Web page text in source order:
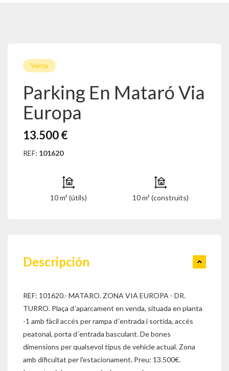
Venta
Parking En Mataró Via
Europa
13.500 €
REF: 101620
10 m² (útils) 10 m² (construïts)
Descripción
REF: 101620.- MATARO. ZONA VIA EUROPA - DR.
TURRO. Plaça d´aparcament en venda, situada en planta
-1 amb fàcil accés per rampa d´entrada i sortida, accés
peatonal, porta d´entrada basculant. De bones
dimensions per qualsevol tipus de vehicle actual. Zona
amb dificultat per l'estacionament. Preu: 13.500€.